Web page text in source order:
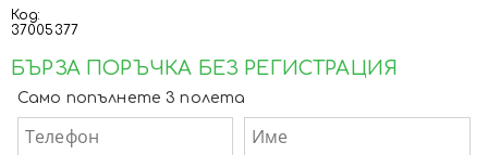
Код:
37005377
БЪРЗА ПОРЪЧКА БЕЗ РЕГИСТРАЦИЯ
Само попълнете 3 полета